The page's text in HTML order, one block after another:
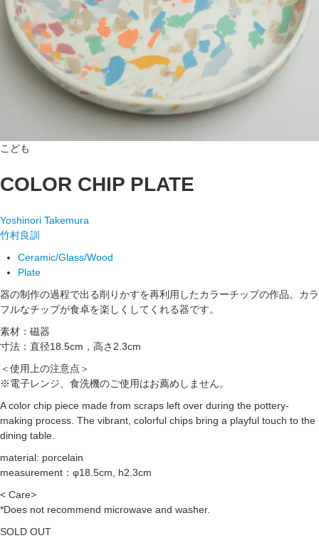
こども
COLOR CHIP PLATE
Yoshinori Takemura
竹村良訓
Ceramic/Glass/Wood
Plate
器の制作の過程で出る削りかすを再利用したカラーチップの作品。カラ
フルなチップが食卓を楽しくしてくれる器です。
素材：磁器
寸法：直径18.5cm，高さ2.3cm
＜使用上の注意点＞
※電子レンジ、食洗機のご使用はお薦めしません。
A color chip piece made from scraps left over during the pottery-
making process. The vibrant, colorful chips bring a playful touch to the
dining table.
material: porcelain
measurement：φ18.5cm, h2.3cm
< Care>
*Does not recommend microwave and washer.
SOLD OUT